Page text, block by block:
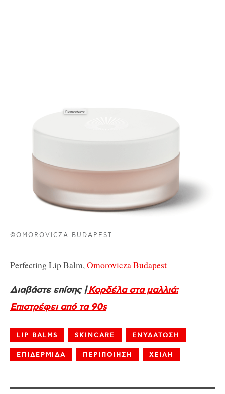
©OMOROVICZA BUDAPEST
Perfecting Lip Balm,Omorovicza Budapest
Διαβάστε επίσης |Κορδέλα στα μαλλιά:
Επιστρέφει από τα 90s
LIP BALMS SKINCARE ΕΝΥΔΑΤΩΣΗ
ΕΠΙΔΕΡΜΙΔΑ ΠΕΡΙΠΟΙΗΣΗ ΧΕΙΛΗ